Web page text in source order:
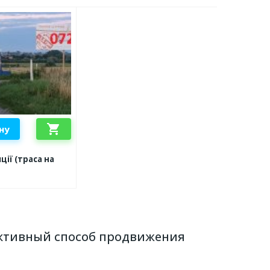
shopping_cart
(траса на
способ продвижения